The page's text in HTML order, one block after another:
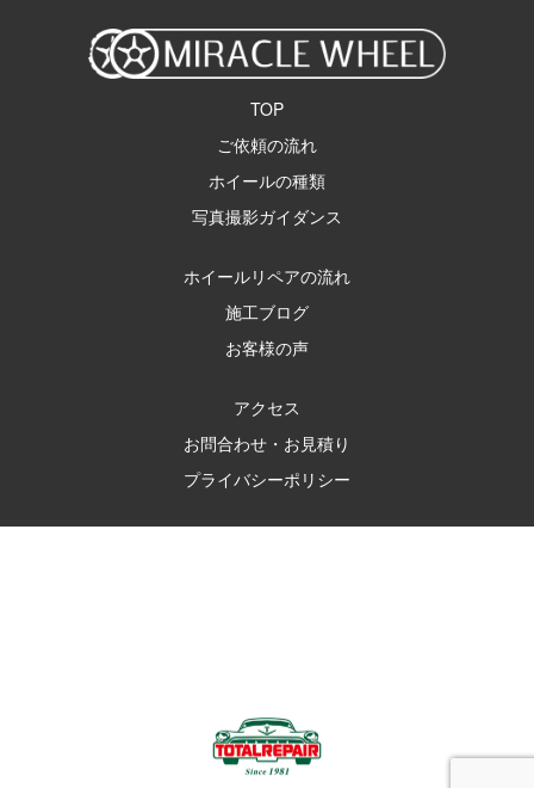
TOP
ご依頼の流れ
ホイールの種類
写真撮影ガイダンス
ホイールリペアの流れ
施工ブログ
お客様の声
アクセス
お問合わせ・お見積り
プライバシーポリシー